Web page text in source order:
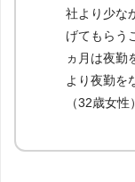
社より少な
げてもらう
ヵ月は夜勤
より夜勤を
（32歳女性）